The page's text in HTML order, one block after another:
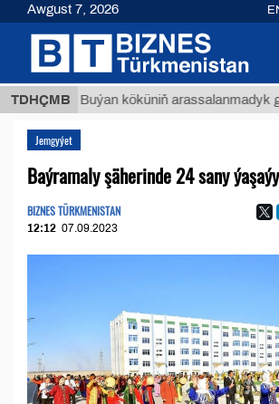
TDHÇMB
Buýan köküniň arassalanmadyk
Jemgyýet
Baýramaly şäherinde 24 sany
BIZNES TÜRKMENISTAN
12:12 07.09.2023
Awgust 7, 2026